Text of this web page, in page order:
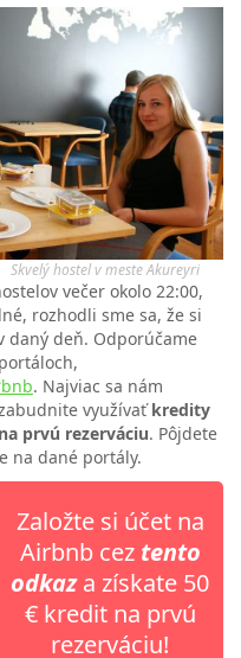
Skvelý hostel v meste Akureyri
večer okolo 22:00,
rozhodli sme sa, že si
daný deň. Odporúčame
. Najviac sa nám
využívaťkredity
prvú rezerváciu. Pôjdete
na dané portály.
Založte si účet na
Airbnb cez tento
odkaza získate 50
€ kredit na prvú
rezerváciu!